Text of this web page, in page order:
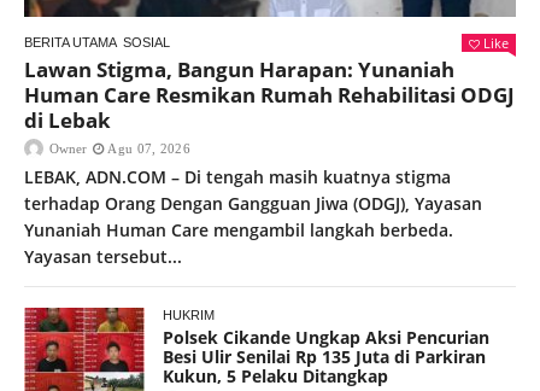
BERITA UTAMA SOSIAL Like
Lawan Stigma, Bangun Harapan: Yunaniah
Human Care Resmikan Rumah Rehabilitasi ODGJ
di Lebak
Owner Agu 07, 2026
LEBAK, ADN.COM – Di tengah masih kuatnya stigma
terhadap Orang Dengan Gangguan Jiwa (ODGJ), Yayasan
Yunaniah Human Care mengambil langkah berbeda.
Yayasan tersebut...
HUKRIM
Polsek Cikande Ungkap Aksi Pencurian
Besi Ulir Senilai Rp 135 Juta di Parkiran
Kukun, 5 Pelaku Ditangkap